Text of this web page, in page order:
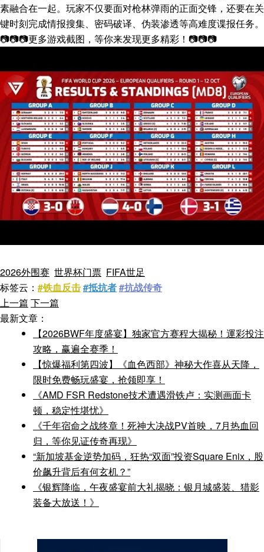
素融合在一起。玩家不仅要面对枪林弹雨的正面交锋，还要在关
键时刻完成情报搜集、密码破译、伪装渗透等高难度谍报任务。
📷📷📷更多游戏截图，等你来发现更多精彩！📷📷📷
2026外围赛 世界杯门票 FIFA世足
标签云： #铁血反击#抵抗者#抗战传奇
上一篇 下一篇
最新文章：
【2026BWF年度盛宴】独家官方赛程大揭秘！運彩投注
攻略，赢遍全赛季！
【惊爆福利第四波】《血色西部》神秘大作喜从天降，
限时免费畅玩盛宴，抢领即享！
《AMD FSR Redstone技术遭遇滑铁卢：实测画面卡
顿，稳定性堪忧》
《千年宿命之战终章！死神大决战PV首映，7月热血回
归，等你见证传奇再现》
“新加坡基金逆势加码，狂热“双面”投资Square Enix，股
价飙升背后有何玄机？”
《银辉降临，午夜盛宴前大礼揭晓：银月城盛装、猎影
装备大放送！》